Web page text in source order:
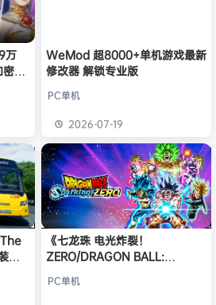
取 39
加入本站
本站
2小时前
入本站
2小时前
加入本站 9小时前
加入本站 8月8日
万
以
WeMod 超8000+单机游戏最新
修改器 解锁专业版
PC单机
2026-07-19
中
《七龙珠 电光炸裂！
ZERO/DRAGON BALL:
版
PC单机